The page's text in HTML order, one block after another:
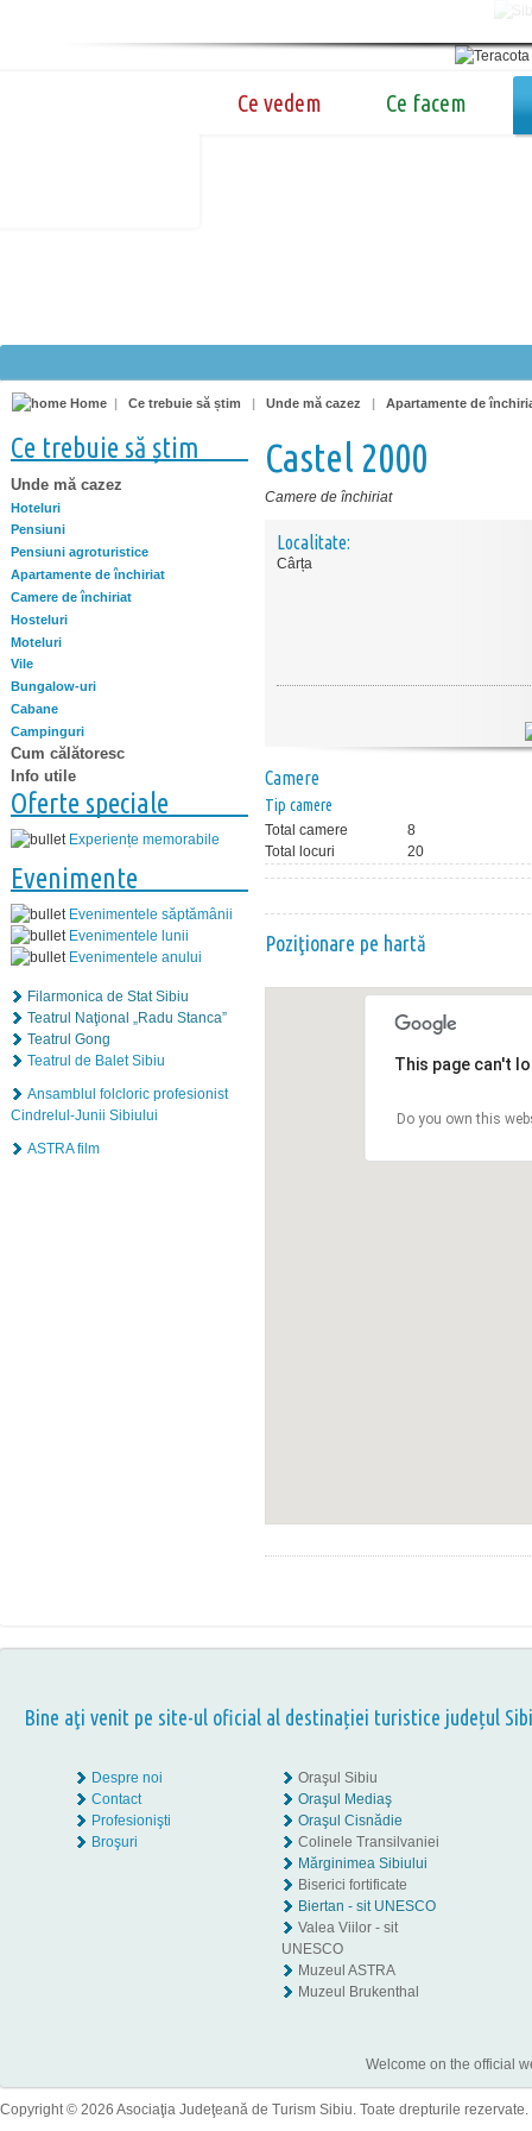
Ce vedem Ce facem
Home | Ce trebuie să știm | Unde mă cazez | Apartamente de
Ce trebuie să știm
Unde mă cazez
Hoteluri
Pensiuni
Pensiuni agroturistice
Apartamente de închiriat
Camere de închiriat
Hosteluri
Moteluri
Vile
Bungalow-uri
Cabane
Campinguri
Cum călătoresc
Info utile
Oferte speciale
Experiențe memorabile
Evenimente
Evenimentele săptămânii
Evenimentele lunii
Evenimentele anului
Filarmonica de Stat Sibiu
Teatrul Naţional „Radu Stanca”
Teatrul Gong
Teatrul de Balet Sibiu
Ansamblul folcloric profesionist
Cindrelul-Junii Sibiului
ASTRA film
Castel 2000
Camere de închiriat
Localitate:
Cârța
Camere
Tip camere
Total camere
8
Total locuri
20
Poziţionare pe hartă
This page can't
Do you own this
Bine aţi venit pe site-ul oficial al destinației turistice județul
Despre noi
Contact
Profesionişti
Broşuri
Oraşul Sibiu
Oraşul Mediaş
Oraşul Cisnădie
Colinele Transilvaniei
Mărginimea Sibiului
Biserici fortificate
Biertan - sit UNESCO
Valea Viilor - sit
UNESCO
Muzeul ASTRA
Muzeul Brukenthal
Welcome on the official
Copyright © 2026 Asociaţia Judeţeană de Turism Sibiu. Toate drepturile rezervate.